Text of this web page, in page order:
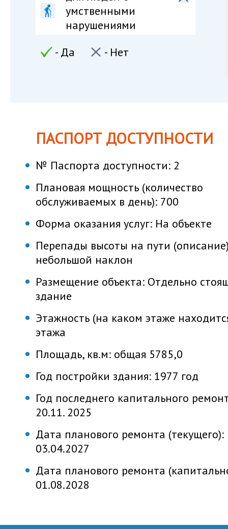
умственными
нарушениями
- Да
- Нет
ПАСПОРТ ДОСТУПНОСТИ
№ Паспорта доступности: 2
Плановая мощность (количество
обслуживаемых в день): 700
Форма оказания услуг: На объекте
Перепады высоты на пути
небольшой наклон
Размещение объекта: Отдельно
здание
Этажность (на каком этаже
этажа
Площадь, кв.м: общая 5785,0
Год постройки здания: 1977 год
Год последнего капитального
20.11. 2025
Дата планового ремонта (текущего):
03.04.2027
Дата планового ремонта
01.08.2028